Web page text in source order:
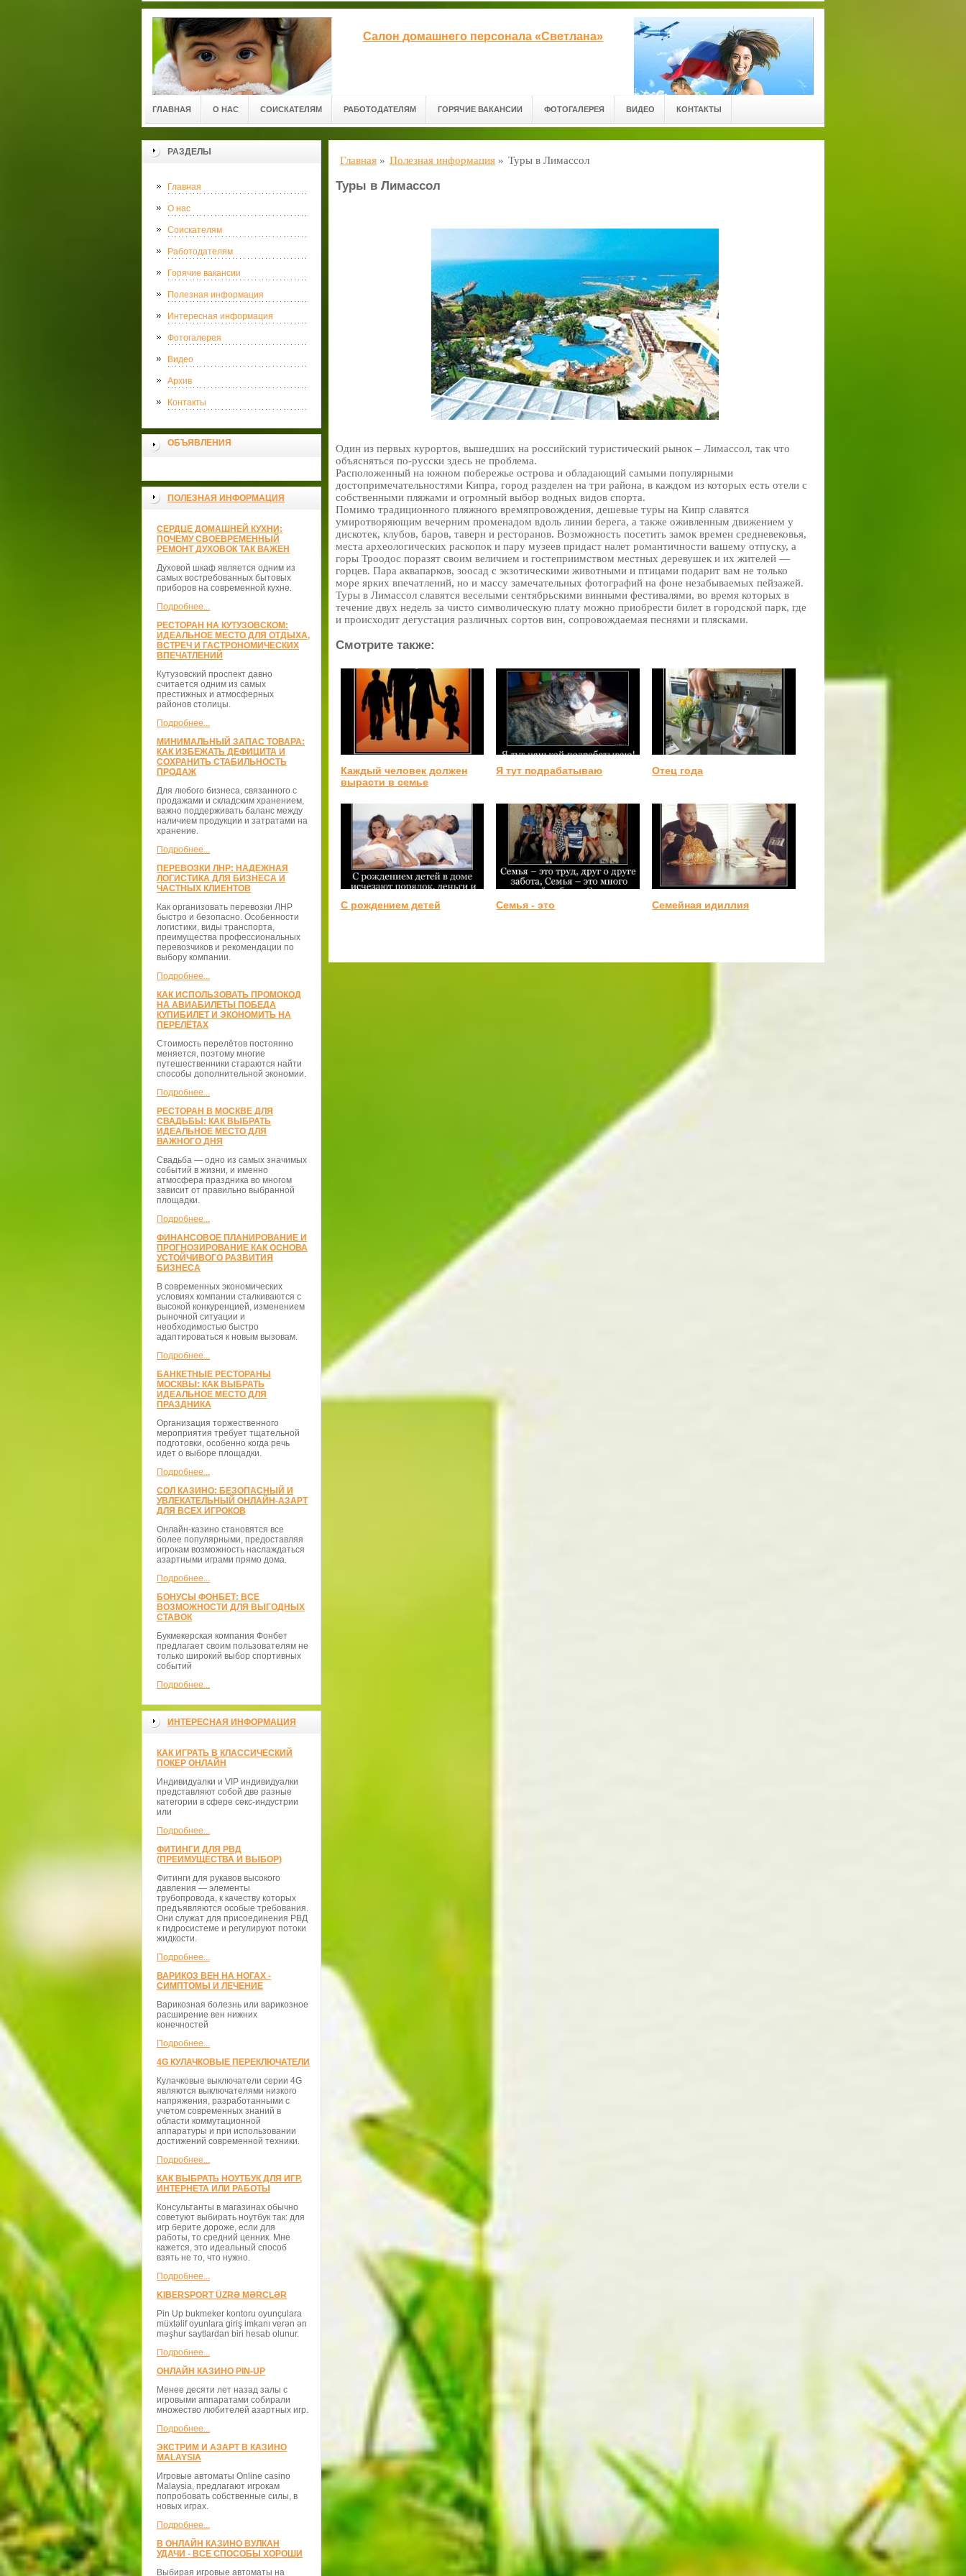
Салон домашнего персонала «Светлана»
ГЛАВНАЯ О НАС СОИСКАТЕЛЯМ РАБОТОДАТЕЛЯМ ГОРЯЧИЕ ВАКАНСИИ ФОТОГАЛЕРЕЯ ВИДЕО КОНТАКТЫ
РАЗДЕЛЫ
Главная
О нас
Соискателям
Работодателям
Горячие вакансии
Полезная информация
Интересная информация
Фотогалерея
Видео
Архив
Контакты
ОБЪЯВЛЕНИЯ
ПОЛЕЗНАЯ ИНФОРМАЦИЯ
СЕРДЦЕ ДОМАШНЕЙ КУХНИ:
ПОЧЕМУ СВОЕВРЕМЕННЫЙ
РЕМОНТ ДУХОВОК ТАК ВАЖЕН
Духовой шкаф является одним из
самых востребованных бытовых
приборов на современной кухне.
Подробнее...
РЕСТОРАН НА КУТУЗОВСКОМ:
ИДЕАЛЬНОЕ МЕСТО ДЛЯ ОТДЫХА,
ВСТРЕЧ И ГАСТРОНОМИЧЕСКИХ
ВПЕЧАТЛЕНИЙ
Кутузовский проспект давно
считается одним из самых
престижных и атмосферных
районов столицы.
Подробнее...
МИНИМАЛЬНЫЙ ЗАПАС ТОВАРА:
КАК ИЗБЕЖАТЬ ДЕФИЦИТА И
СОХРАНИТЬ СТАБИЛЬНОСТЬ
ПРОДАЖ
Для любого бизнеса, связанного с
продажами и складским хранением,
важно поддерживать баланс между
наличием продукции и затратами на
хранение.
Подробнее...
ПЕРЕВОЗКИ ЛНР: НАДЕЖНАЯ
ЛОГИСТИКА ДЛЯ БИЗНЕСА И
ЧАСТНЫХ КЛИЕНТОВ
Как организовать перевозки ЛНР
быстро и безопасно. Особенности
логистики, виды транспорта,
преимущества профессиональных
перевозчиков и рекомендации по
выбору компании.
Подробнее...
КАК ИСПОЛЬЗОВАТЬ ПРОМОКОД
НА АВИАБИЛЕТЫ ПОБЕДА
КУПИБИЛЕТ И ЭКОНОМИТЬ НА
ПЕРЕЛЁТАХ
Стоимость перелётов постоянно
меняется, поэтому многие
путешественники стараются найти
способы дополнительной экономии.
Подробнее...
РЕСТОРАН В МОСКВЕ ДЛЯ
СВАДЬБЫ: КАК ВЫБРАТЬ
ИДЕАЛЬНОЕ МЕСТО ДЛЯ
ВАЖНОГО ДНЯ
Свадьба — одно из самых значимых
событий в жизни, и именно
атмосфера праздника во многом
зависит от правильно выбранной
площадки.
Подробнее...
ФИНАНСОВОЕ ПЛАНИРОВАНИЕ И
ПРОГНОЗИРОВАНИЕ КАК ОСНОВА
УСТОЙЧИВОГО РАЗВИТИЯ
БИЗНЕСА
В современных экономических
условиях компании сталкиваются с
высокой конкуренцией, изменением
рыночной ситуации и
необходимостью быстро
адаптироваться к новым вызовам.
Подробнее...
БАНКЕТНЫЕ РЕСТОРАНЫ
МОСКВЫ: КАК ВЫБРАТЬ
ИДЕАЛЬНОЕ МЕСТО ДЛЯ
ПРАЗДНИКА
Организация торжественного
мероприятия требует тщательной
подготовки, особенно когда речь
идет о выборе площадки.
Подробнее...
СОЛ КАЗИНО: БЕЗОПАСНЫЙ И
УВЛЕКАТЕЛЬНЫЙ ОНЛАЙН-АЗАРТ
ДЛЯ ВСЕХ ИГРОКОВ
Онлайн-казино становятся все
более популярными, предоставляя
игрокам возможность наслаждаться
азартными играми прямо дома.
Подробнее...
БОНУСЫ ФОНБЕТ: ВСЕ
ВОЗМОЖНОСТИ ДЛЯ ВЫГОДНЫХ
СТАВОК
Букмекерская компания Фонбет
предлагает своим пользователям не
только широкий выбор спортивных
событий
Подробнее...
ИНТЕРЕСНАЯ ИНФОРМАЦИЯ
КАК ИГРАТЬ В КЛАССИЧЕСКИЙ
ПОКЕР ОНЛАЙН
Индивидуалки и VIP индивидуалки
представляют собой две разные
категории в сфере секс-индустрии
или
Подробнее...
ФИТИНГИ ДЛЯ РВД
(ПРЕИМУЩЕСТВА И ВЫБОР)
Фитинги для рукавов высокого
давления — элементы
трубопровода, к качеству которых
предъявляются особые требования.
Они служат для присоединения РВД
к гидросистеме и регулируют потоки
жидкости.
Подробнее...
ВАРИКОЗ ВЕН НА НОГАХ -
СИМПТОМЫ И ЛЕЧЕНИЕ
Варикозная болезнь или варикозное
расширение вен нижних
конечностей
Подробнее...
4G КУЛАЧКОВЫЕ ПЕРЕКЛЮЧАТЕЛИ
Кулачковые выключатели серии 4G
являются выключателями низкого
напряжения, разработанными с
учетом современных знаний в
области коммутационной
аппаратуры и при использовании
достижений современной техники.
Подробнее...
КАК ВЫБРАТЬ НОУТБУК ДЛЯ ИГР,
ИНТЕРНЕТА ИЛИ РАБОТЫ
Консультанты в магазинах обычно
советуют выбирать ноутбук так: для
игр берите дороже, если для
работы, то средний ценник. Мне
кажется, это идеальный способ
взять не то, что нужно.
Подробнее...
KIBERSPORT ÜZRƏ MƏRCLƏR
Pin Up bukmeker kontoru oyunçulara
müxtəlif oyunlara giriş imkanı verən ən
məşhur saytlardan biri hesab olunur.
Подробнее...
ОНЛАЙН КАЗИНО PIN-UP
Менее десяти лет назад залы с
игровыми аппаратами собирали
множество любителей азартных игр.
Подробнее...
ЭКСТРИМ И АЗАРТ В КАЗИНО
MALAYSIA
Игровые автоматы Online casino
Malaysia, предлагают игрокам
попробовать собственные силы, в
новых играх.
Подробнее...
В ОНЛАЙН КАЗИНО ВУЛКАН
УДАЧИ - ВСЕ СПОСОБЫ ХОРОШИ
Выбирая игровые автоматы на
Главная » Полезная информация » Туры в Лимассол
Туры в Лимассол
Один из первых курортов, вышедших на российский туристический рынок – Лимассол, так что
объясняться по-русски здесь не проблема.
Расположенный на южном побережье острова и обладающий самыми популярными
достопримечательностями Кипра, город разделен на три района, в каждом из которых есть отели с
собственными пляжами и огромный выбор водных видов спорта.
Помимо традиционного пляжного времяпровождения, дешевые туры на Кипр славятся
умиротворяющим вечерним променадом вдоль линии берега, а также оживленным движением у
дискотек, клубов, баров, таверн и ресторанов. Возможность посетить замок времен средневековья,
места археологических раскопок и пару музеев придаст налет романтичности вашему отпуску, а
горы Троодос поразят своим величием и гостеприимством местных деревушек и их жителей —
горцев. Пара аквапарков, зоосад с экзотическими животными и птицами подарит вам не только
море ярких впечатлений, но и массу замечательных фотографий на фоне незабываемых пейзажей.
Туры в Лимассол славятся веселыми сентябрьскими винными фестивалями, во время которых в
течение двух недель за чисто символическую плату можно приобрести билет в городской парк, где
и происходит дегустация различных сортов вин, сопровождаемая песнями и плясками.
Смотрите также:
Каждый человек должен
вырасти в семье
Я тут подрабатываю Отец года
С рождением детей Семья - это Семейная идиллия